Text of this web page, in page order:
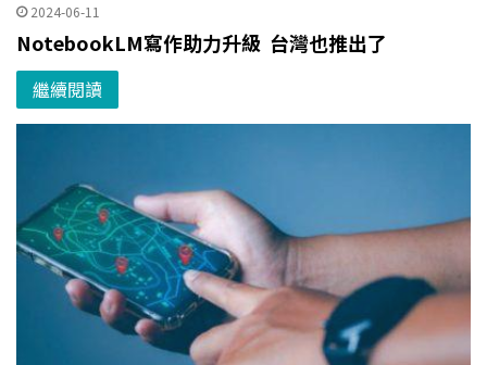
2024-06-11
NotebookLM寫作助力升級 台灣也推出了
繼續閱讀